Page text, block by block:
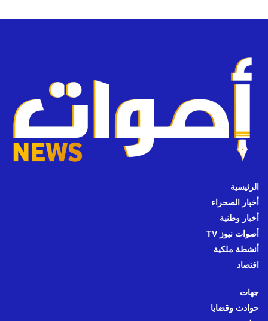
الرئيسية
أخبار الصحراء
أخبار وطنية
أصوات نيوز TV
أنشطة ملكية
اقتصاد
جهات
حوادث وقضايا